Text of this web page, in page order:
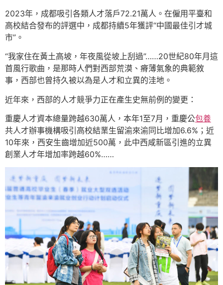
2023年，成都吸引各類人才落戶72.21萬人。在僱用平臺和
高校結合發布的評選中，成都持續5年獲評“中國最佳引才城
市”。
“我家住在黃土高坡，年夜風從坡上刮過”……20世紀80年月這
首風行歌曲，是那時人們對西部荒漠、瘠薄氣象的典範敘
事，西部也曾持久被以為是人才和立異的洼地。
近年來，西部的人才競爭力正在產生史無前例的變更：
重慶人才資本總量跨越630萬人，本年1至7月，重慶公包養
共人才辦事機構吸引高校結業生留渝來渝同比增加6.6%；近
10年來，西安生齒增加近500萬，此中西咸新區引進的立異
創業人才年增加率跨越60%……